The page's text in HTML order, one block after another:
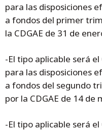
para las disposiciones
a fondos del primer
la CDGAE de 31 de
-El tipo aplicable será
para las disposiciones
a fondos del segundo
por la CDGAE de 14 de
-El tipo aplicable será